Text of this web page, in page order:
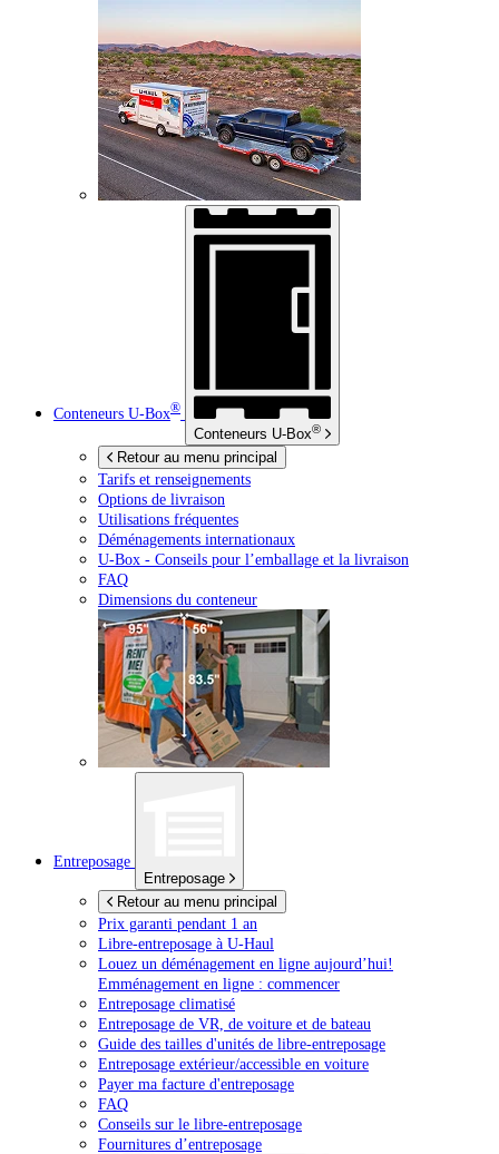
Conteneurs U-Box®
Conteneurs U-Box®
Retour au menu principal
Tarifs et renseignements
Options de livraison
Utilisations fréquentes
Déménagements internationaux
U-Box - Conseils pour l’emballage et la livraison
FAQ
Dimensions du conteneur
Entreposage
Entreposage
Retour au menu principal
Prix garanti pendant 1 an
Libre-entreposage à U-Haul
Louez un déménagement en ligne aujourd’hui!
Emménagement en ligne : commencer
Entreposage climatisé
Entreposage de VR, de voiture et de bateau
Guide des tailles d'unités de libre-entreposage
Entreposage extérieur/accessible en voiture
Payer ma facture d'entreposage
FAQ
Conseils sur le libre-entreposage
Fournitures d’entreposage